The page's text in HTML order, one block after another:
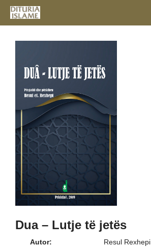
Dua – Lutje të jetës
Autor:
Resul Rexhepi